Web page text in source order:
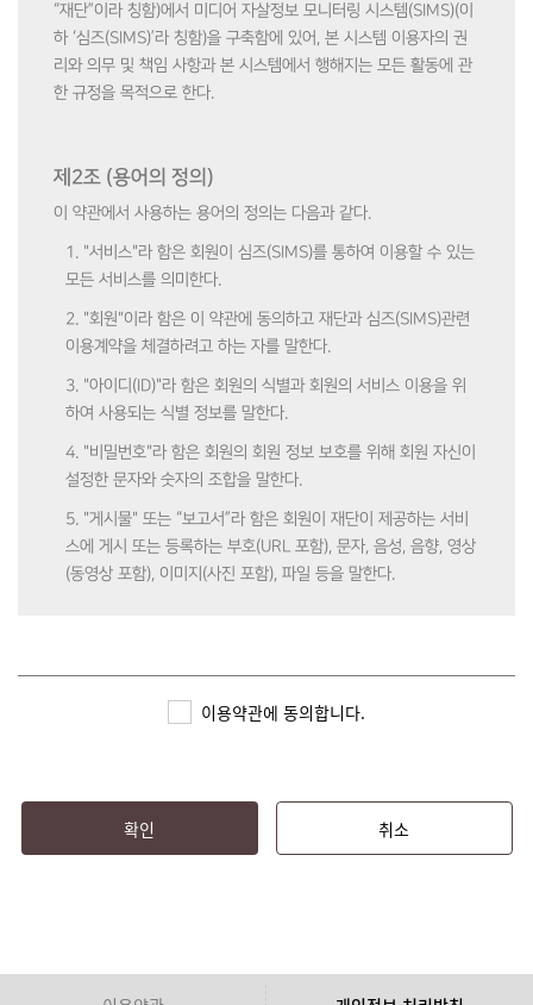
“재단”이라 칭함)에서 미디어 자살정보 모니터링 시스템(SIMS)(이
하 ‘심즈(SIMS)’라 칭함)을 구축함에 있어, 본 시스템 이용자의 권
리와 의무 및 책임 사항과 본 시스템에서 행해지는 모든 활동에 관
한 규정을 목적으로 한다.
제2조 (용어의 정의)
이 약관에서 사용하는 용어의 정의는 다음과 같다.
1. "서비스"라 함은 회원이 심즈(SIMS)를 통하여 이용할 수 있는
모든 서비스를 의미한다.
2. "회원"이라 함은 이 약관에 동의하고 재단과 심즈(SIMS)관련
이용계약을 체결하려고 하는 자를 말한다.
3. "아이디(ID)"라 함은 회원의 식별과 회원의 서비스 이용을 위
하여 사용되는 식별 정보를 말한다.
4. "비밀번호"라 함은 회원의 회원 정보 보호를 위해 회원 자신이
설정한 문자와 숫자의 조합을 말한다.
5. "게시물" 또는 “보고서”라 함은 회원이 재단이 제공하는 서비
스에 게시 또는 등록하는 부호(URL 포함), 문자, 음성, 음향, 영상
(동영상 포함), 이미지(사진 포함), 파일 등을 말한다.
3. 회원은 정기적으로 심즈(SIMS)를 방문하여 약관의 변경사항
원 탈퇴를 할 수 있으며 이로 인해 심즈(SIMS)에서 제공하는 서
이용약관에 동의합니다.
확인 취소